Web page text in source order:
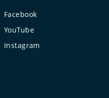
Facebook
YouTube
Instagram